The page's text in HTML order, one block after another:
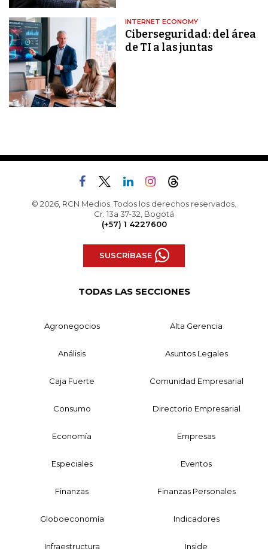
INTERNET ECONOMY
Ciberseguridad: del área
de TI a las juntas
© 2026, RCN Medios. Todos los derechos reservados.
Cr. 13a 37-32, Bogotá
(+57) 1 4227600
SUSCRÍBASE
TODAS LAS SECCIONES
Agronegocios Alta Gerencia
Análisis Asuntos Legales
Caja Fuerte Comunidad Empresarial
Consumo Directorio Empresarial
Economía Empresas
Especiales Eventos
Finanzas Finanzas Personales
Globoeconomía Indicadores
Infraestructura Inside